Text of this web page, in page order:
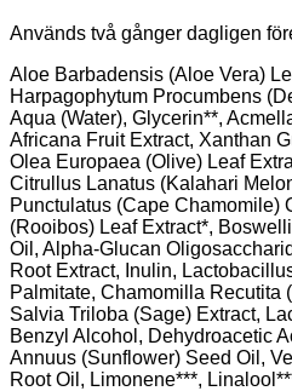
Används två gånger dagligen
Aloe Barbadensis (Aloe Vera)
Harpagophytum Procumbens
Aqua (Water), Glycerin**,
Africana Fruit Extract, Xanthan
Olea Europaea (Olive) Leaf
Citrullus Lanatus (Kalahari
Punctulatus (Cape Chamomile)
(Rooibos) Leaf Extract*,
Oil, Alpha-Glucan
Root Extract, Inulin,
Palmitate, Chamomilla Recutita
Salvia Triloba (Sage) Extract,
Benzyl Alcohol, Dehydroacetic
Annuus (Sunflower) Seed Oil,
Root Oil, Limonene***,